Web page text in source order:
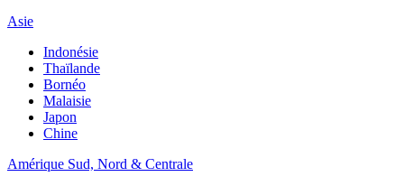
Asie
Indonésie
Thaïlande
Bornéo
Malaisie
Japon
Chine
Amérique Sud, Nord & Centrale